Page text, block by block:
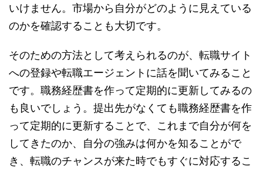
いけません。市場から自分がどのように見えている
のかを確認することも大切です。
そのための方法として考えられるのが、転職サイト
への登録や転職エージェントに話を聞いてみること
です。職務経歴書を作って定期的に更新してみるの
も良いでしょう。提出先がなくても職務経歴書を作
って定期的に更新することで、これまで自分が何を
してきたのか、自分の強みは何かを知ることがで
き、転職のチャンスが来た時でもすぐに対応するこ